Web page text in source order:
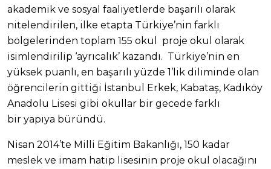
akademik ve sosyal faaliyetlerde başarılı olarak
nitelendirilen, ilke etapta Türkiye’nin farklı
bölgelerinden toplam 155 okul proje okul olarak
isimlendirilip ‘ayrıcalık’ kazandı. Türkiye’nin en
yüksek puanlı, en başarılı yüzde 1’lik diliminde olan
öğrencilerin gittiği İstanbul Erkek, Kabataş, Kadıköy
Anadolu Lisesi gibi okullar bir gecede farklı
bir yapıya büründü.
Nisan 2014’te Milli Eğitim Bakanlığı, 150 kadar
meslek ve imam hatip lisesinin proje okul olacağını